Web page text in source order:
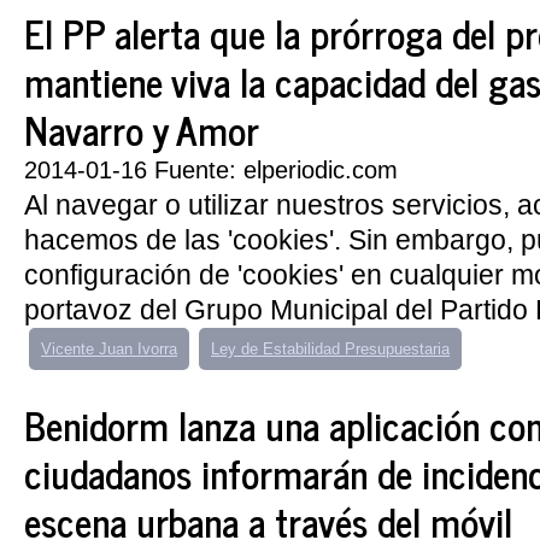
El PP alerta que la prórroga del
mantiene viva la capacidad del
Navarro y Amor
2014-01-16 Fuente: elperiodic.com
Al navegar o utilizar nuestros servicios,
hacemos de las 'cookies'. Sin embargo,
configuración de 'cookies' en cualquier
portavoz del Grupo Municipal del Partido
Vicente Juan Ivorra Ley de Estabilidad Presupuestaria
Benidorm lanza una aplicación
ciudadanos informarán de
escena urbana a través del móvil